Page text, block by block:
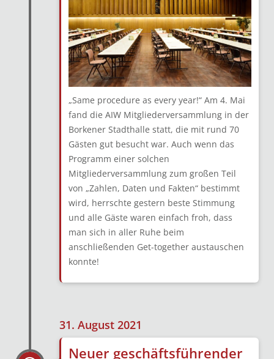
„Same procedure as every year!“ Am 4. Mai
fand die AIW Mitgliederversammlung in der
Borkener Stadthalle statt, die mit rund 70
Gästen gut besucht war. Auch wenn das
Programm einer solchen
Mitgliederversammlung zum großen Teil
von „Zahlen, Daten und Fakten“ bestimmt
wird, herrschte gestern beste Stimmung
und alle Gäste waren einfach froh, dass
man sich in aller Ruhe beim
anschließenden Get-together austauschen
konnte!
31. August 2021
Neuer geschäftsführender